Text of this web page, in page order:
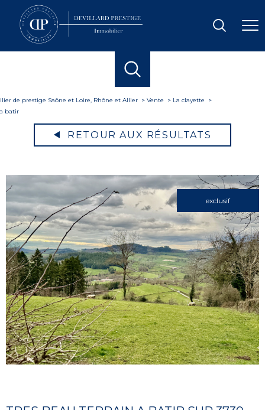
de prestige Saône et Loire, Rhône et Allier Vente
La clayette
batir
RETOUR AUX RÉSULTATS
exclusif